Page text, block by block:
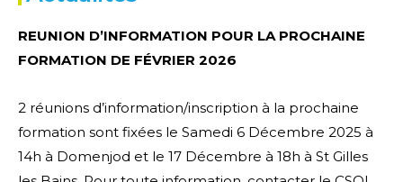
REUNION D’INFORMATION POUR LA PROCHAINE
FORMATION DE FÉVRIER 2026
2 réunions d’information/inscription à la prochaine
formation sont fixées le Samedi 6 Décembre 2025 à
14h à Domenjod et le 17 Décembre à 18h à St Gilles